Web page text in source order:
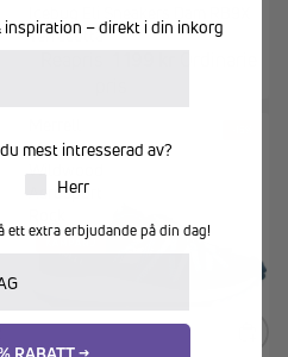
Terracotta
Mens
Aerosport
KAMPANJ
inspiration – direkt i din inkorg
mest intresserad av?
för dam eller herr
Herr
ett extra erbjudande på din dag!